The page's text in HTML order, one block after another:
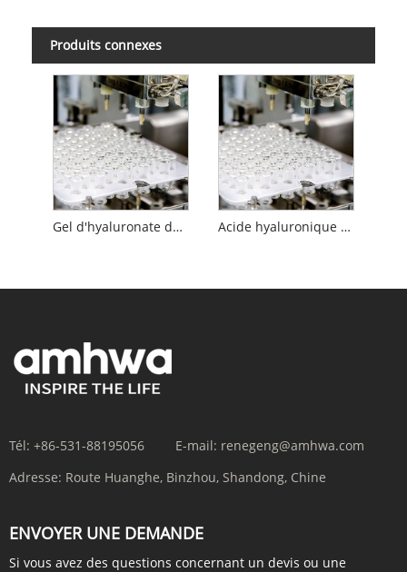
Produits connexes
Gel d'hyaluronate de sodium Acide hyaluronique réticulé avec lidocaïne
Tél: +86-531-88195056 E-mail: renegeng@amhwa.com
Adresse: Route Huanghe, Binzhou, Shandong, Chine
ENVOYER UNE DEMANDE
Si vous avez des questions concernant un devis ou une